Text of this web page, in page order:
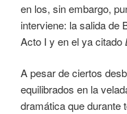
en los, sin embargo,
interviene: la salida de
Acto I y en el ya citado
A pesar de ciertos
equilibrados en la
dramática que durante